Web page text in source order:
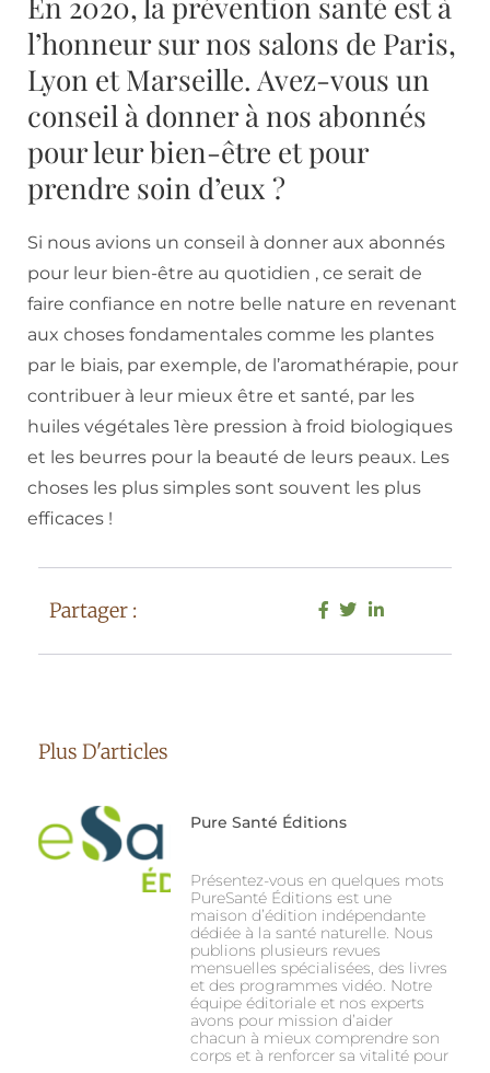
l’honneur sur nos salons de Paris,
Lyon et Marseille. Avez-vous un
conseil à donner à nos abonnés
pour leur bien-être et pour
prendre soin d’eux ?
Si nous avions un conseil à donner aux abonnés
pour leur bien-être au quotidien , ce serait de
faire confiance en notre belle nature en revenant
aux choses fondamentales comme les plantes
par le biais, par exemple, de l’aromathérapie, pour
contribuer à leur mieux être et santé, par les
huiles végétales 1ère pression à froid biologiques
et les beurres pour la beauté de leurs peaux. Les
choses les plus simples sont souvent les plus
efficaces !
Partager :
Plus D'articles
Pure Santé Éditions
Présentez-vous en quelques mots
PureSanté Éditions est une
maison d’édition indépendante
dédiée à la santé naturelle. Nous
publions plusieurs revues
mensuelles spécialisées, des livres
et des programmes vidéo. Notre
équipe éditoriale et nos experts
avons pour mission d’aider
chacun à mieux comprendre son
corps et à renforcer sa vitalité pour